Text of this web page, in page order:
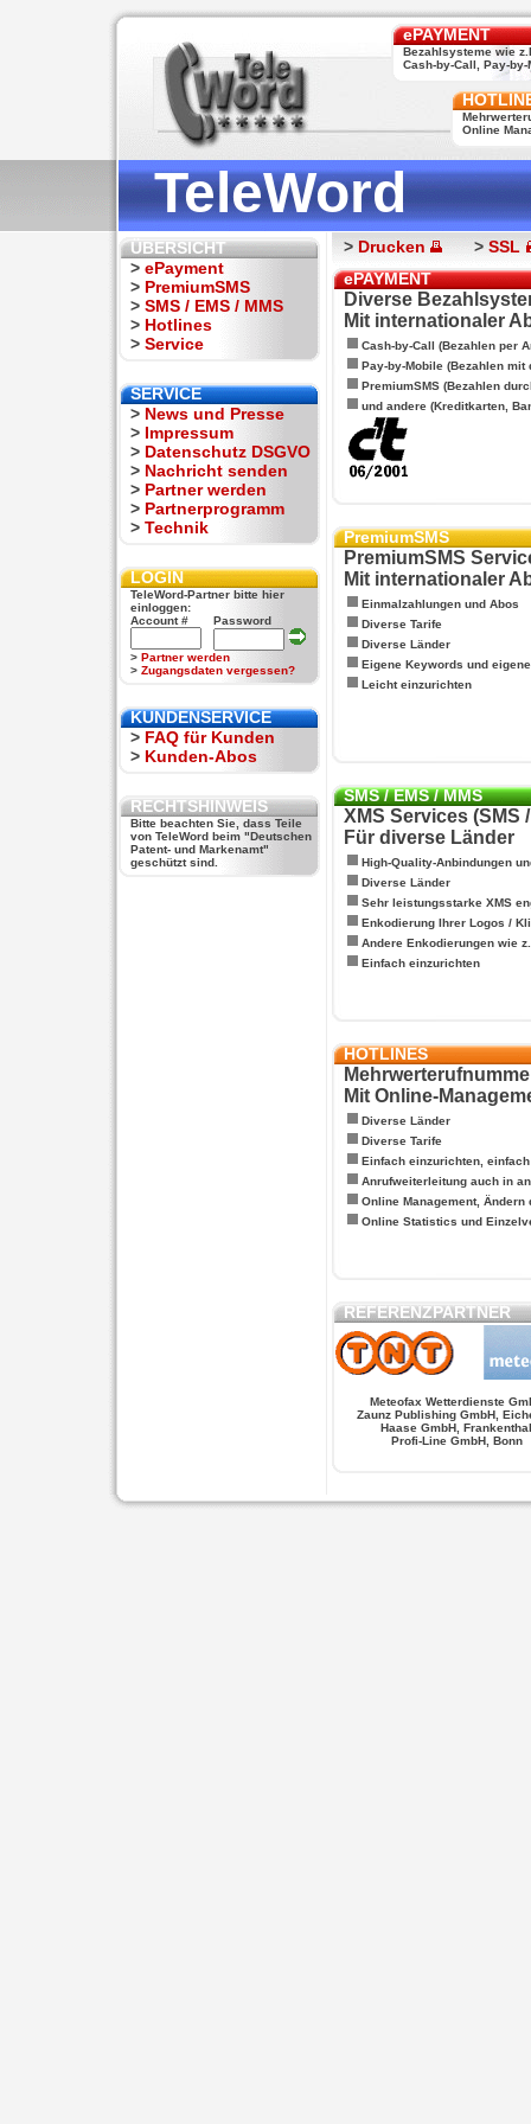
ePAYMENT
Bezahlsysteme wie
Cash-by-Call, Pay-by-
Online
TeleWord
ÜBERSICHT
> ePayment
> PremiumSMS
> SMS / EMS / MMS
> Hotlines
> Service
SERVICE
> News und Presse
> Impressum
> Datenschutz DSGVO
> Nachricht senden
> Partner werden
> Partnerprogramm
> Technik
LOGIN
TeleWord-Partner bitte hier
einloggen:
Account #
Password
> Partner werden
> Zugangsdaten vergessen?
KUNDENSERVICE
> FAQ für Kunden
> Kunden-Abos
RECHTSHINWEIS
Bitte beachten Sie, dass Teile
von TeleWord beim "Deutschen
Patent- und Markenamt"
geschützt sind.
> Drucken > SSL
ePAYMENT
Diverse
Mit internationaler
Cash-by-Call (Bezahlen per
Pay-by-Mobile (Bezahlen mit
PremiumSMS (Bezahlen
und andere (Kreditkarten,
PremiumSMS
PremiumSMS
Mit internationaler
Einmalzahlungen und Abos
Diverse Tarife
Diverse Länder
Eigene Keywords und
Leicht einzurichten
SMS / EMS / MMS
XMS Services (SMS
Für diverse Länder
High-Quality-Anbindungen
Diverse Länder
Sehr leistungsstarke XMS
Enkodierung Ihrer Logos /
Andere Enkodierungen wie
Einfach einzurichten
HOTLINES
Mit Online-
Diverse Länder
Diverse Tarife
Einfach einzurichten,
Anrufweiterleitung auch in
Online Management, Ändern
Online Statistics und
REFERENZPARTNER
Meteofax Wetterdienste
Zaunz Publishing GmbH,
Haase GmbH, Frankenthal
Profi-Line GmbH, Bonn